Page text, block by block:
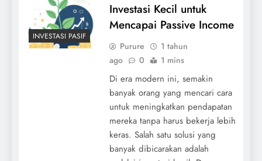
INVESTASI PASIF
Investasi Kecil untuk
Mencapai Passive Income
Purure
1 tahun
ago
0 1 mins
Di era modern ini, semakin
banyak orang yang mencari cara
untuk meningkatkan pendapatan
mereka tanpa harus bekerja lebih
keras. Salah satu solusi yang
banyak dibicarakan adalah